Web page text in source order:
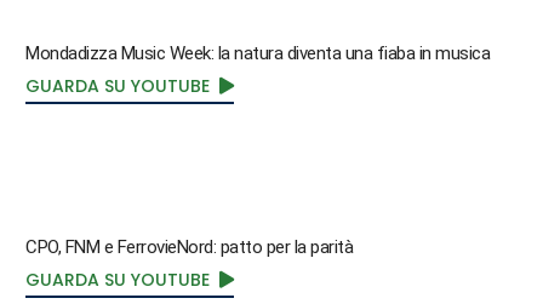
Mondadizza Music Week: la natura diventa una fiaba in musica
GUARDA SU YOUTUBE
CPO, FNM e FerrovieNord: patto per la parità
GUARDA SU YOUTUBE